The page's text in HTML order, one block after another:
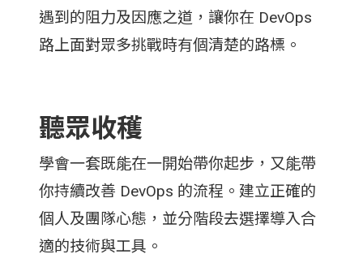
遇到的阻力及因應之道，讓你在 DevOps
路上面對眾多挑戰時有個清楚的路標。
聽眾收穫
學會一套既能在一開始帶你起步，又能帶
你持續改善 DevOps 的流程。建立正確的
個人及團隊心態，並分階段去選擇導入合
適的技術與工具。